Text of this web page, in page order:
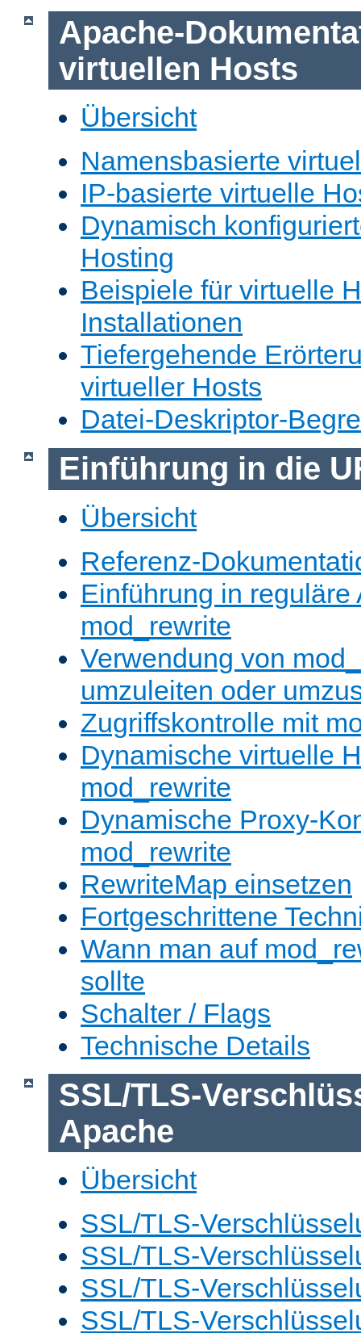
Apache-
virtuellen Hosts
Übersicht
Namensbasierte
IP-basierte virtuelle
Dynamisch
Hosting
Beispiele für virtuelle
Installationen
Tiefergehende
virtueller Hosts
Datei-Deskriptor-
Einführung in die
Übersicht
Referenz-
Einführung in reguläre
mod_rewrite
Verwendung von
umzuleiten oder
Zugriffskontrolle mit
Dynamische virtuelle
mod_rewrite
Dynamische Proxy-
mod_rewrite
RewriteMap einsetzen
Fortgeschrittene
Wann man auf
sollte
Schalter / Flags
Technische Details
SSL/TLS-
Apache
Übersicht
SSL/TLS-
SSL/TLS-
SSL/TLS-
SSL/TLS-